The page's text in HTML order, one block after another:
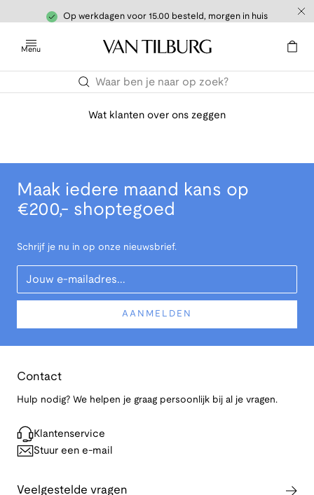
Op werkdagen voor 15.00 besteld, morgen in huis
Menu
Wat klanten over ons zeggen
Maak iedere maand kans op
€200,- shoptegoed
Schrijf je nu in op onze nieuwsbrief.
Your Email
AANMELDEN
Contact
Hulp nodig? We helpen je graag persoonlijk bij al je vragen.
Klantenservice
Stuur een e-mail
Veelgestelde vragen